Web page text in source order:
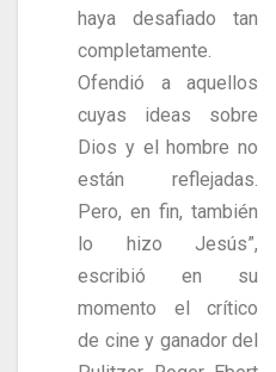
haya desafiado tan
completamente.
Ofendió a aquellos
cuyas ideas sobre
Dios y el hombre no
están reflejadas.
Pero, en fin, también
lo hizo Jesús”,
escribió en su
momento el crítico
de cine y ganador del